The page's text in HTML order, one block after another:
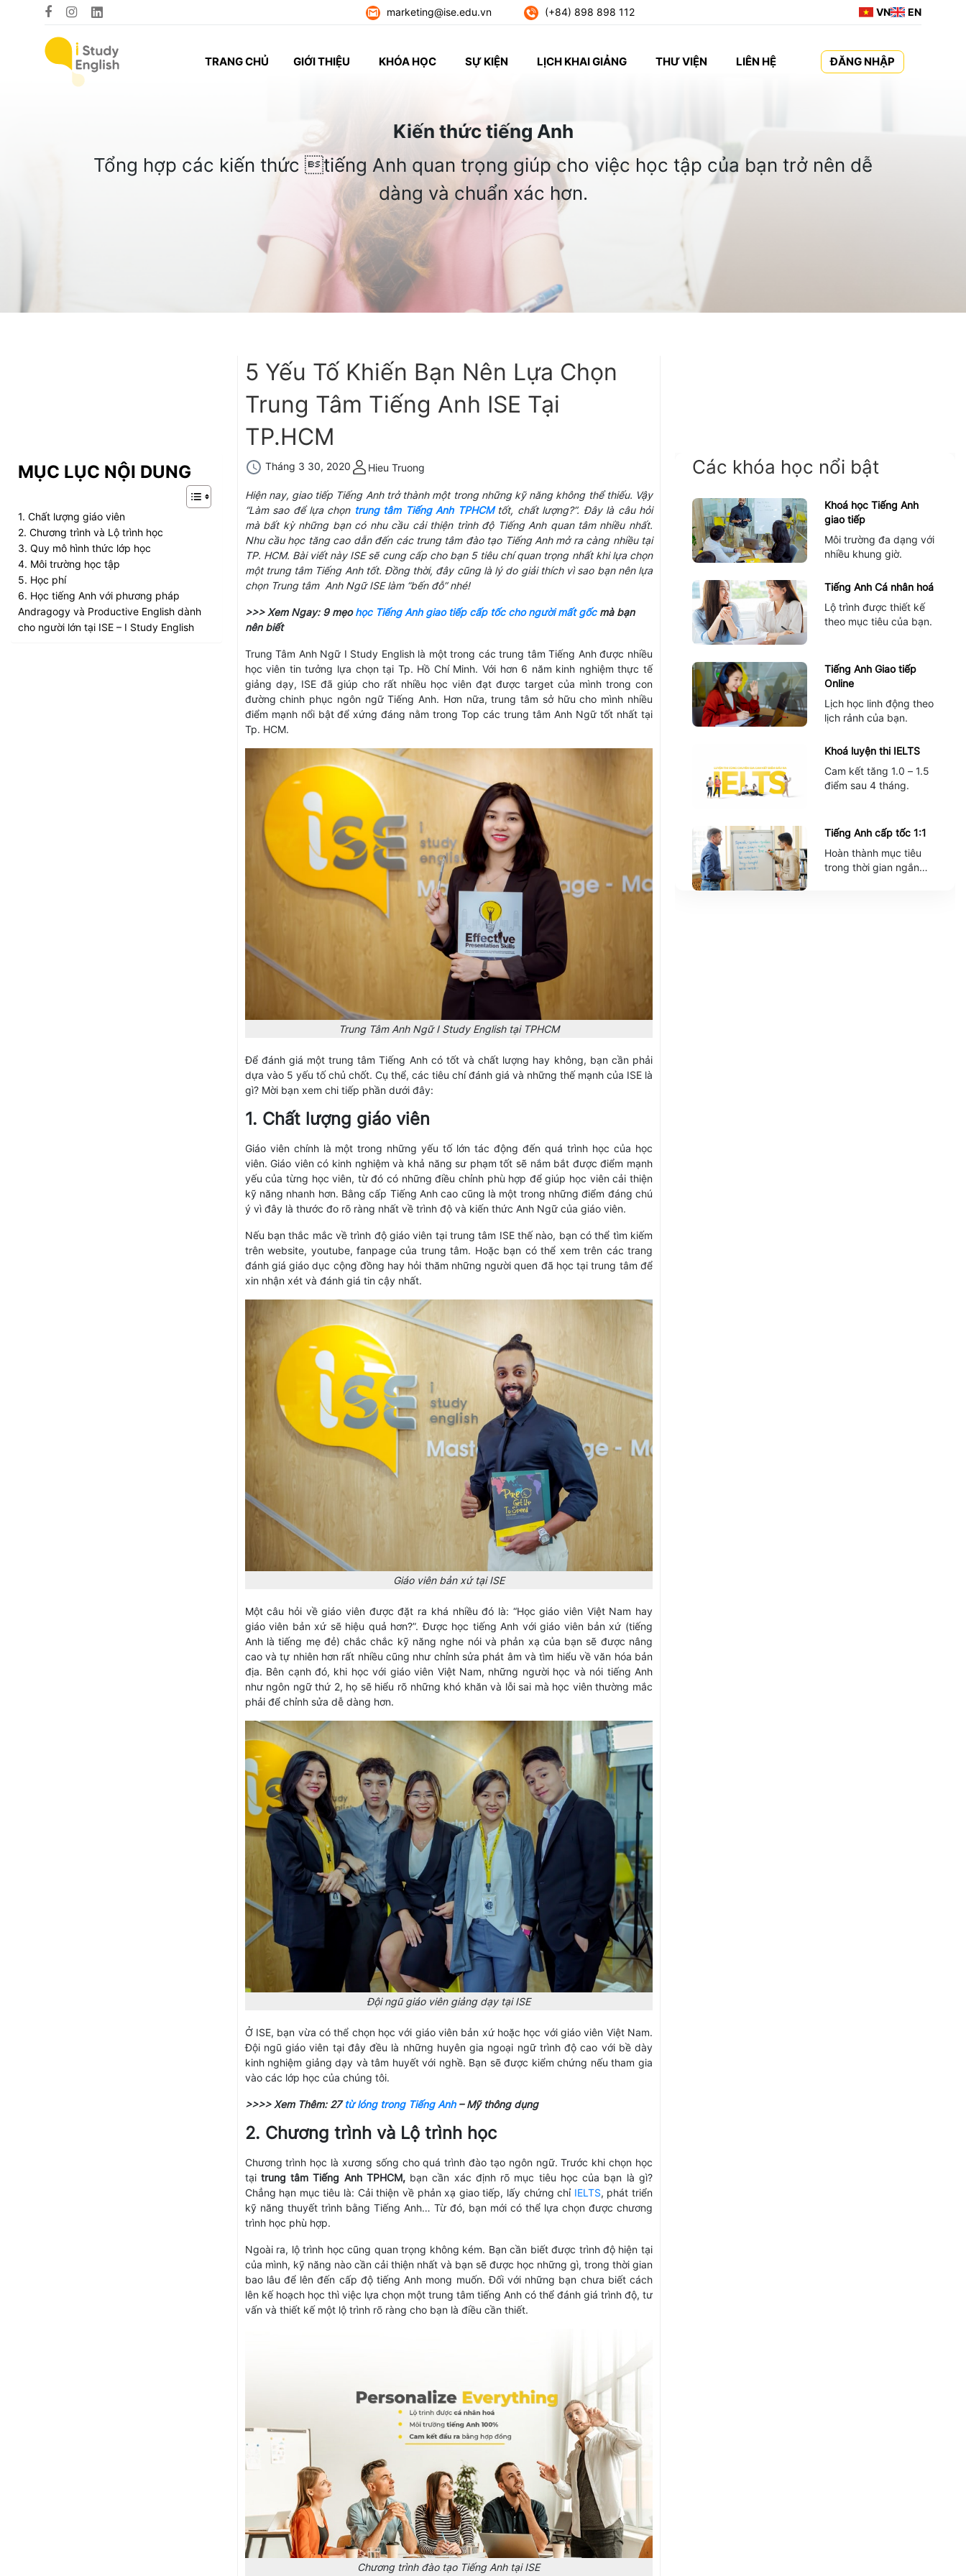
marketing@ise.edu.vn (+84) 898 898 112 VN EN
TRANG CHỦ GIỚI THIỆU KHÓA HỌC SỰ KIỆN LỊCH KHAI GIẢNG THƯ VIỆN LIÊN HỆ ĐĂNG NHẬP
Kiến thức tiếng Anh
Tổng hợp các kiến thức tiếng Anh quan trọng giúp cho việc học tập của bạn trở nên dễ
dàng và chuẩn xác hơn.
MỤC LỤC NỘI DUNG
1. Chất lượng giáo viên
2. Chương trình và Lộ trình học
3. Quy mô hình thức lớp học
4. Môi trường học tập
5. Học phí
6. Học tiếng Anh với phương pháp
Andragogy và Productive English dành
cho người lớn tại ISE – I Study English
5 Yếu Tố Khiến Bạn Nên Lựa Chọn
Trung Tâm Tiếng Anh ISE Tại
TP.HCM
Tháng 3 30, 2020 Hieu Truong
Hiện nay, giao tiếp Tiếng Anh trở thành một trong những kỹ năng không thể thiếu. Vậy
“Làm sao để lựa chọn trung tâm Tiếng Anh TPHCM tốt, chất lượng?”. Đây là câu hỏi
mà bất kỳ những bạn có nhu cầu cải thiện trình độ Tiếng Anh quan tâm nhiều nhất.
Nhu cầu học tăng cao dẫn đến các trung tâm đào tạo Tiếng Anh mở ra càng nhiều tại
TP. HCM. Bài viết này ISE sẽ cung cấp cho bạn 5 tiêu chí quan trọng nhất khi lựa chọn
một trung tâm Tiếng Anh tốt. Đồng thời, đây cũng là lý do giải thích vì sao bạn nên lựa
chọn Trung tâm Anh Ngữ ISE làm “bến đỗ” nhé!
>>> Xem Ngay: 9 mẹohọc Tiếng Anh giao tiếp cấp tốc cho người mất gốcmà bạn
nên biết
Trung Tâm Anh Ngữ I Study English là một trong các trung tâm Tiếng Anh được nhiều
học viên tin tưởng lựa chọn tại Tp. Hồ Chí Minh. Với hơn 6 năm kinh nghiệm thực tế
giảng dạy, ISE đã giúp cho rất nhiều học viên đạt được target của mình trong con
đường chinh phục ngôn ngữ Tiếng Anh. Hơn nữa, trung tâm sở hữu cho mình nhiều
điểm mạnh nổi bật để xứng đáng nằm trong Top các trung tâm Anh Ngữ tốt nhất tại
Tp. HCM.
Trung Tâm Anh Ngữ I Study English tại TPHCM
Để đánh giá một trung tâm Tiếng Anh có tốt và chất lượng hay không, bạn cần phải
dựa vào 5 yếu tố chủ chốt. Cụ thể, các tiêu chí đánh giá và những thế mạnh của ISE là
gì? Mời bạn xem chi tiếp phần dưới đây:
1. Chất lượng giáo viên
Giáo viên chính là một trong những yếu tố lớn tác động đến quá trình học của học
viên. Giáo viên có kinh nghiệm và khả năng sư phạm tốt sẽ nắm bắt được điểm mạnh
yếu của từng học viên, từ đó có những điều chỉnh phù hợp để giúp học viên cải thiện
kỹ năng nhanh hơn. Bằng cấp Tiếng Anh cao cũng là một trong những điểm đáng chú
ý vì đây là thước đo rõ ràng nhất về trình độ và kiến thức Anh Ngữ của giáo viên.
Nếu bạn thắc mắc về trình độ giáo viên tại trung tâm ISE thế nào, bạn có thể tìm kiếm
trên website, youtube, fanpage của trung tâm. Hoặc bạn có thể xem trên các trang
đánh giá giáo dục cộng đồng hay hỏi thăm những người quen đã học tại trung tâm để
xin nhận xét và đánh giá tin cậy nhất.
Giáo viên bản xứ tại ISE
Một câu hỏi về giáo viên được đặt ra khá nhiều đó là: “Học giáo viên Việt Nam hay
giáo viên bản xứ sẽ hiệu quả hơn?”. Được học tiếng Anh với giáo viên bản xứ (tiếng
Anh là tiếng mẹ đẻ) chắc chắc kỹ năng nghe nói và phản xạ của bạn sẽ được nâng
cao và tự nhiên hơn rất nhiều cũng như chỉnh sửa phát âm và tìm hiểu về văn hóa bản
địa. Bên cạnh đó, khi học với giáo viên Việt Nam, những người học và nói tiếng Anh
như ngôn ngữ thứ 2, họ sẽ hiểu rõ những khó khăn và lỗi sai mà học viên thường mắc
phải để chỉnh sửa dễ dàng hơn.
Đội ngũ giáo viên giảng dạy tại ISE
Ở ISE, bạn vừa có thể chọn học với giáo viên bản xứ hoặc học với giáo viên Việt Nam.
Đội ngũ giáo viên tại đây đều là những huyên gia ngoại ngữ trình độ cao với bề dày
kinh nghiệm giảng dạy và tâm huyết với nghề. Bạn sẽ được kiểm chứng nếu tham gia
vào các lớp học của chúng tôi.
>>>> Xem Thêm: 27từ lóng trong Tiếng Anh– Mỹ thông dụng
2. Chương trình và Lộ trình học
Chương trình học là xương sống cho quá trình đào tạo ngôn ngữ. Trước khi chọn học
tại trung tâm Tiếng Anh TPHCM,bạn cần xác định rõ mục tiêu học của bạn là gì?
Chẳng hạn mục tiêu là: Cải thiện về phản xạ giao tiếp, lấy chứng chỉ IELTS, phát triển
kỹ năng thuyết trình bằng Tiếng Anh… Từ đó, bạn mới có thể lựa chọn được chương
trình học phù hợp.
Ngoài ra, lộ trình học cũng quan trọng không kém. Bạn cần biết được trình độ hiện tại
của mình, kỹ năng nào cần cải thiện nhất và bạn sẽ được học những gì, trong thời gian
bao lâu để lên đến cấp độ tiếng Anh mong muốn. Đối với những bạn chưa biết cách
lên kế hoạch học thì việc lựa chọn một trung tâm tiếng Anh có thể đánh giá trình độ, tư
vấn và thiết kế một lộ trình rõ ràng cho bạn là điều cần thiết.
Chương trình đào tạo Tiếng Anh tại ISE
Các khóa học nổi bật
Khoá học Tiếng Anh
giao tiếp
Môi trường đa dạng với
nhiều khung giờ.
Tiếng Anh Cá nhân hoá
Lộ trình được thiết kế
theo mục tiêu của bạn.
Tiếng Anh Giao tiếp
Online
Lịch học linh động theo
lịch rảnh của bạn.
Khoá luyện thi IELTS
Cam kết tăng 1.0 – 1.5
điểm sau 4 tháng.
Tiếng Anh cấp tốc 1:1
Hoàn thành mục tiêu
trong thời gian ngắn